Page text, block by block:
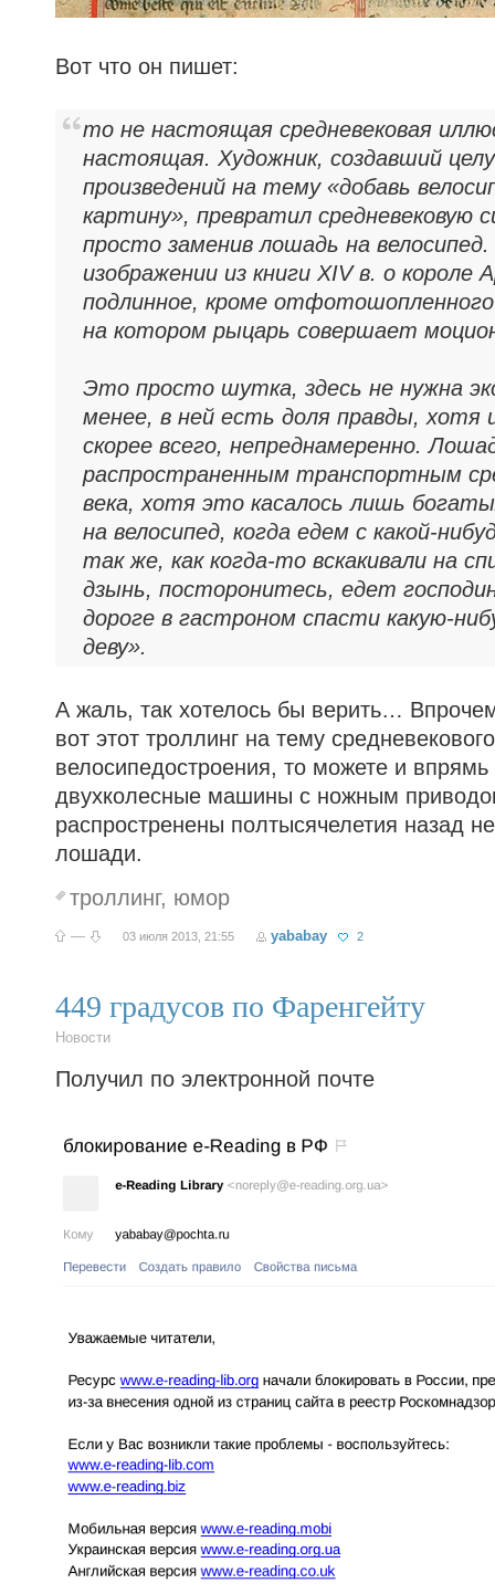
Вот что он пишет:
то не настоящая средневековая
настоящая. Художник, создавший
произведений на тему «добавь
картину», превратил средневековую
просто заменив лошадь на
изображении из книги XIV в. о короле
подлинное, кроме отфотошопленного
на котором рыцарь совершает
Это просто шутка, здесь не нужна
менее, в ней есть доля правды, хотя
скорее всего, непреднамеренно.
распространенным транспортным
века, хотя это касалось лишь
на велосипед, когда едем с какой-
так же, как когда-то вскакивали на
дзынь, посторонитесь, едет
дороге в гастроном спасти какую-
деву».
А жаль, так хотелось бы верить…
вот этот троллинг на тему средневекового
велосипедостроения, то можете и впрямь
двухколесные машины с ножным
распростренены полтысячелетия назад
лошади.
троллинг, юмор
— 03 июля 2013, 21:55 yababay 2
449 градусов по Фаренгейту
Новости
Получил по электронной почте